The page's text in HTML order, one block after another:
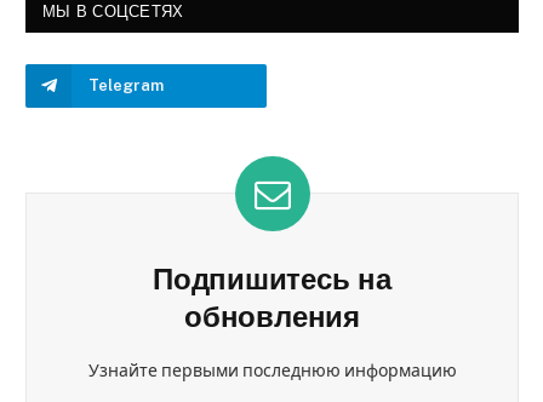
МЫ В СОЦСЕТЯХ
Telegram
Подпишитесь на
обновления
Узнайте первыми последнюю информацию